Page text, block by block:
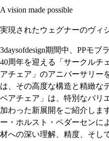
A vision made possible
実現されたウェグナーのヴィ
3daysofdesign期間中、PPモブ
40周年を迎える「サークルチ
アチェア」のアニバーサリー
は、その高度な構造と精緻な
ベアチェア」は、特別なバリ
加わった新展開をご紹介しま
ー・ホルスト・ペダーセンに
材への深い理解、精度、そし